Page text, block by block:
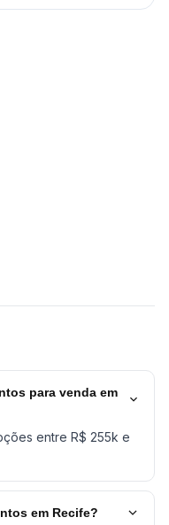
para venda em
entre R$ 255k e
em Recife?